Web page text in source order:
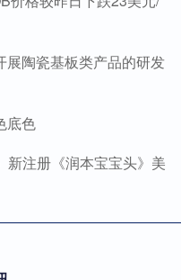
展陶瓷基板类产品的研发
底色
新注册《润本宝宝头》美